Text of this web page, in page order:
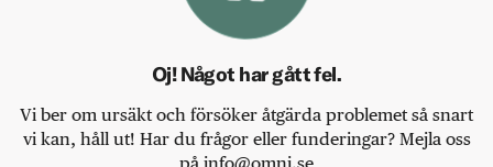
Oj! Något har gått fel.
Vi ber om ursäkt och försöker åtgärda problemet så snart
vi kan, håll ut! Har du frågor eller funderingar? Mejla oss